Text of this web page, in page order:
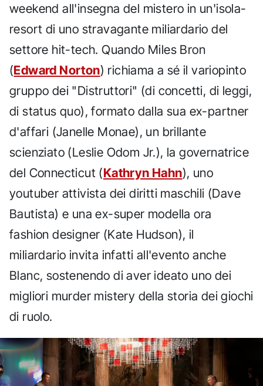
weekend all'insegna del mistero in un'isola-
resort di uno stravagante miliardario del
settore hit-tech. Quando Miles Bron
(Edward Norton) richiama a sé il variopinto
gruppo dei "Distruttori" (di concetti, di leggi,
di status quo), formato dalla sua ex-partner
d'affari (Janelle Monae), un brillante
scienziato (Leslie Odom Jr.), la governatrice
del Connecticut (Kathryn Hahn), uno
youtuber attivista dei diritti maschili (Dave
Bautista) e una ex-super modella ora
fashion designer (Kate Hudson), il
miliardario invita infatti all'evento anche
Blanc, sostenendo di aver ideato uno dei
migliori murder mistery della storia dei giochi
di ruolo.